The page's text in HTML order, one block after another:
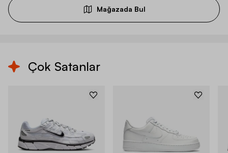
Mağazada Bul
Çok Satanlar